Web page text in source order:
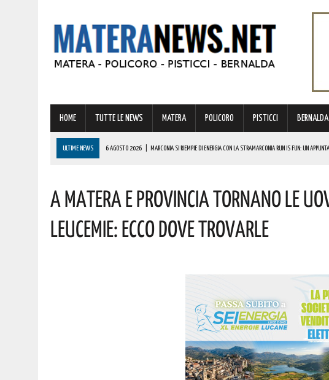
HOME TUTTE LE NEWS MATERA POLICORO PISTICCI BERNALDA
ULTIME NEWS 6 AGOSTO 2026 MARCONIA SI RIEMPIE DI ENERGIA CON LA STRAMARCONIA RUN IS FUN: UN
6 AGOSTO 2026 | VALSINNI CELEBRA LA POETESSA ISABELLA MORRA CON DUE SPETTACOLI TEATRALI! ECCO LE DATE
6 AGOSTO 2026 A FERRANDINA NUOVE ROTONDE E SPARTITRAFFICO PER MIGLIORARE IL DECORO URBANO E LA
A MATERA E PROVINCIA TORNANO LE
LEUCEMIE: ECCO DOVE TROVARLE